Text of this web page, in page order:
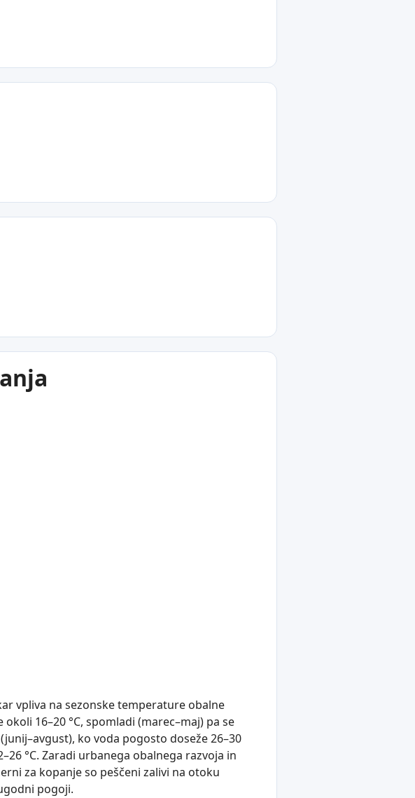
vpliva na sezonske temperature obalne
16–20 °C, spomladi (marec–maj) pa se
ko voda pogosto doseže 26–30
°C. Zaradi urbanega obalnega razvoja in
za kopanje so peščeni zalivi na otoku
pogoji.